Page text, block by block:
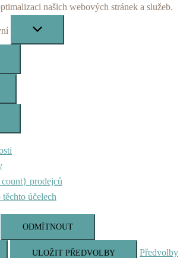
našich webových stránek a služeb.
prodejců
účelech
ODMÍTNOUT
ULOŽIT PŘEDVOLBY Předvolby